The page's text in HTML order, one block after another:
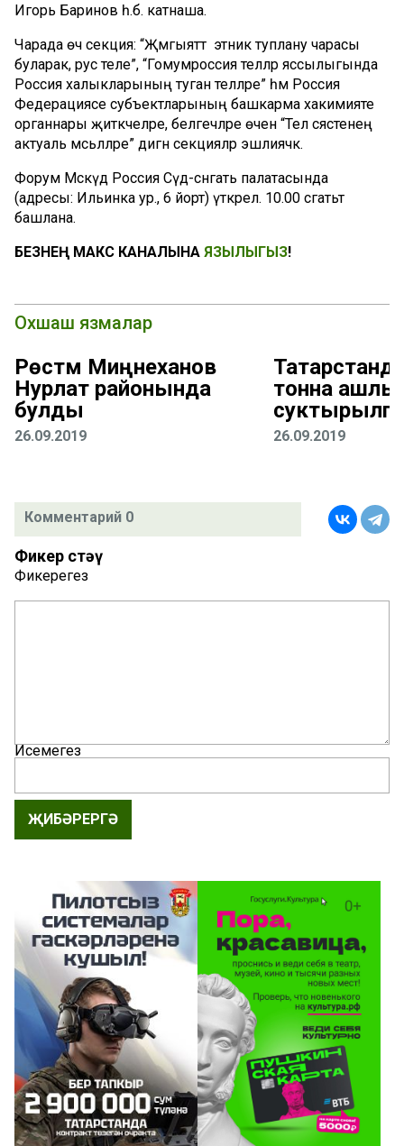
Игорь Баринов һ.б. катнаша.
Чарада өч секция: “Җәмгыяттә этник туплану чарасы
буларак, рус теле”, “Гомумроссия телләр яссылыгында
Россия халыкларының туган телләре” һәм Россия
Федерациясе субъектларының башкарма хакимияте
органнары җитәкчеләре, белгечләре өчен “Тел сәясәтенең
актуаль мәсьәләләре” дигән секцияләр эшлиячәк.
Форум Мәскәүдә Россия Сәүдә-сәнәгать палатасында
(адресы: Ильинка ур., 6 йорт) үткәрелә. 10.00 сәгатьтә
башлана.
БЕЗНЕҢ МАКС КАНАЛЫНА ЯЗЫЛЫГЫЗ!
Охшаш язмалар
Рөстәм Миңнеханов
Нурлат районында
булды
26.09.2019
тонна
26.09.2019
Комментарий 0
Фикер өстәү
Фикерегез
Исемегез
ҖИБӘРЕРГӘ